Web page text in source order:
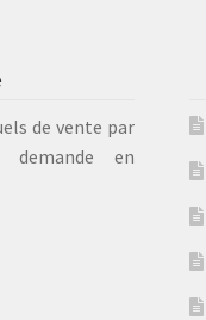
de vente par
demande en